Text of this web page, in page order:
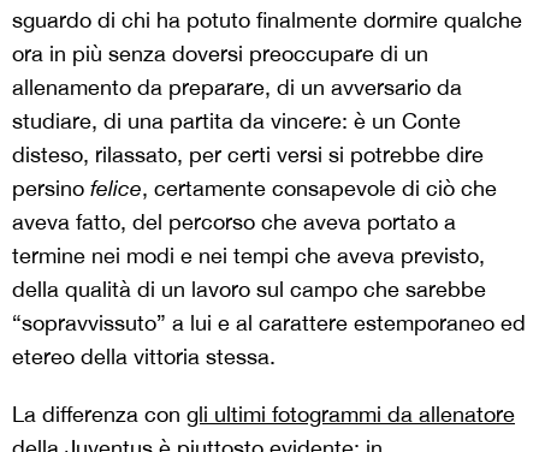
sguardo di chi ha potuto finalmente dormire qualche
ora in più senza doversi preoccupare di un
allenamento da preparare, di un avversario da
studiare, di una partita da vincere: è un Conte
disteso, rilassato, per certi versi si potrebbe dire
persino felice, certamente consapevole di ciò che
aveva fatto, del percorso che aveva portato a
termine nei modi e nei tempi che aveva previsto,
della qualità di un lavoro sul campo che sarebbe
“sopravvissuto” a lui e al carattere estemporaneo ed
etereo della vittoria stessa.
La differenza con gli ultimi fotogrammi da allenatore